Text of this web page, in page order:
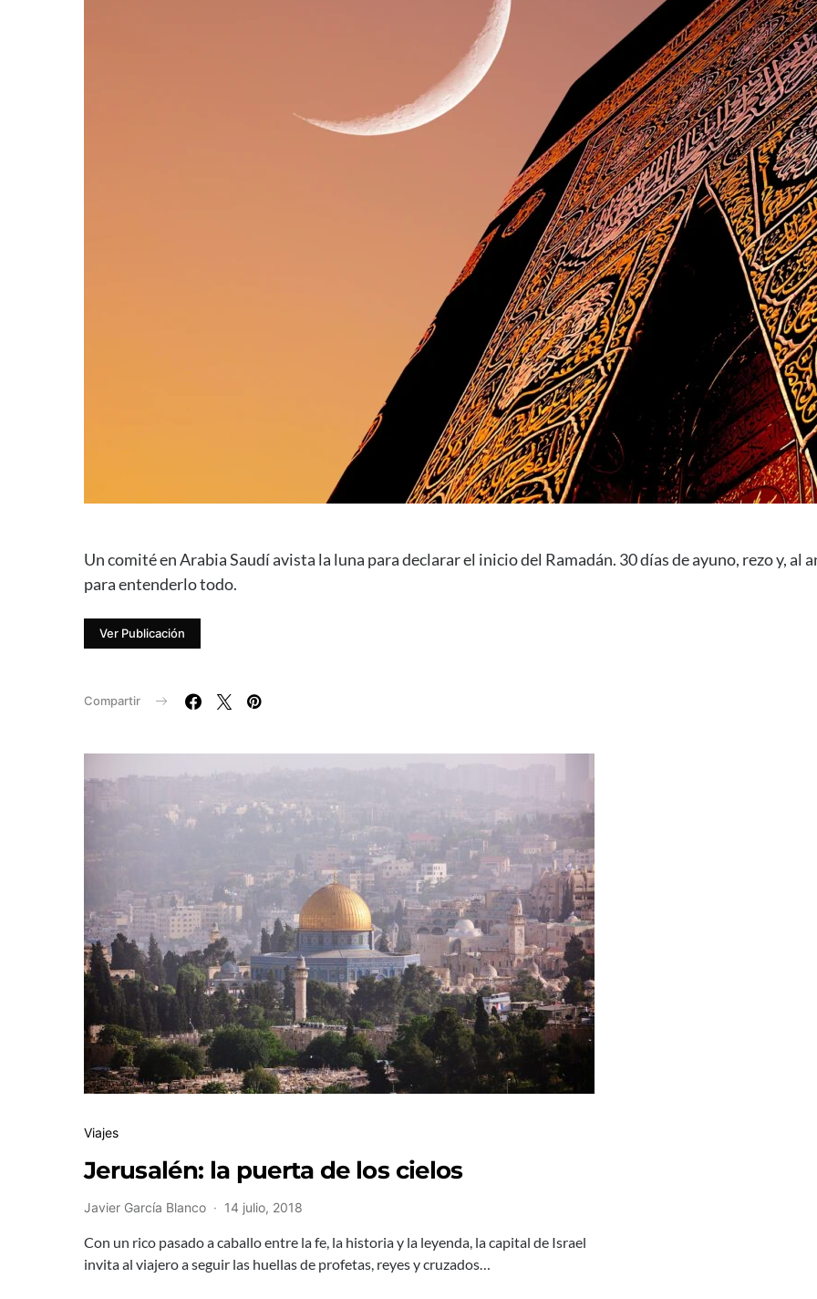
Un comité en Arabia Saudí avista la luna para declarar el inicio del Ramadán. 30 días de ayuno, rezo y, al
para entenderlo todo.
Ver Publicación
Compartir
Viajes
Jerusalén: la puerta de los cielos
Javier García Blanco 14 julio, 2018
Con un rico pasado a caballo entre la fe, la historia y la leyenda, la capital de Israel
invita al viajero a seguir las huellas de profetas, reyes y cruzados…